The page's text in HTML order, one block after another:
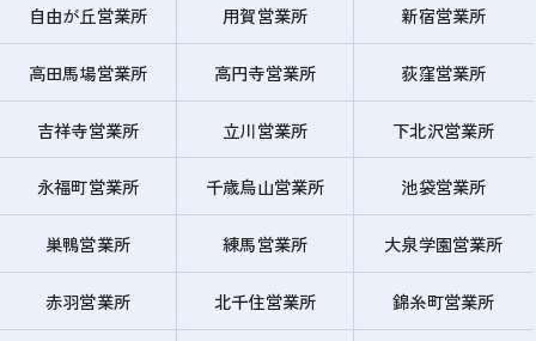
自由が丘営業所 用賀営業所 新宿営業所
高田馬場営業所 高円寺営業所 荻窪営業所
吉祥寺営業所 立川営業所 下北沢営業所
永福町営業所 千歳烏山営業所 池袋営業所
巣鴨営業所 練馬営業所 大泉学園営業所
赤羽営業所 北千住営業所 錦糸町営業所